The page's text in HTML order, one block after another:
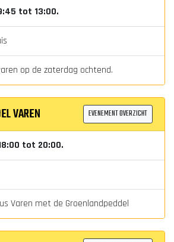
tot 13:00.
op de zaterdag ochtend.
VAREN EVENEMENT OVERZICHT
tot 20:00.
Varen met de Groenlandpeddel